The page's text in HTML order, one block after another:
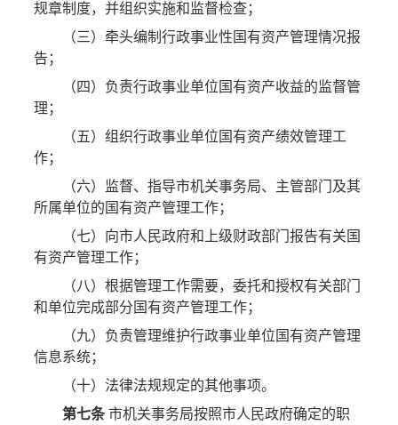
规章制度，并组织实施和监督检查；
（三）牵头编制行政事业性国有资产管理情况报
告；
（四）负责行政事业单位国有资产收益的监督管
理；
（五）组织行政事业单位国有资产绩效管理工
作；
（六）监督、指导市机关事务局、主管部门及其
所属单位的国有资产管理工作；
（七）向市人民政府和上级财政部门报告有关国
有资产管理工作；
（八）根据管理工作需要，委托和授权有关部门
和单位完成部分国有资产管理工作；
（九）负责管理维护行政事业单位国有资产管理
信息系统；
（十）法律法规规定的其他事项。
第七条市机关事务局按照市人民政府确定的职